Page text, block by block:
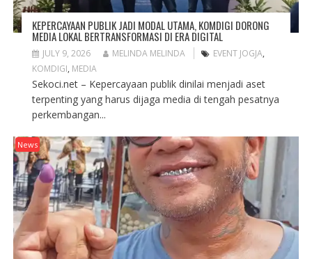
KEPERCAYAAN PUBLIK JADI MODAL UTAMA, KOMDIGI DORONG
MEDIA LOKAL BERTRANSFORMASI DI ERA DIGITAL
JULY 9, 2026 MELINDA MELINDA EVENT JOGJA,
KOMDIGI, MEDIA
Sekoci.net – Kepercayaan publik dinilai menjadi aset
terpenting yang harus dijaga media di tengah pesatnya
perkembangan...
News